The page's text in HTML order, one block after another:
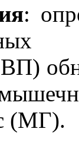
:
(МГ).